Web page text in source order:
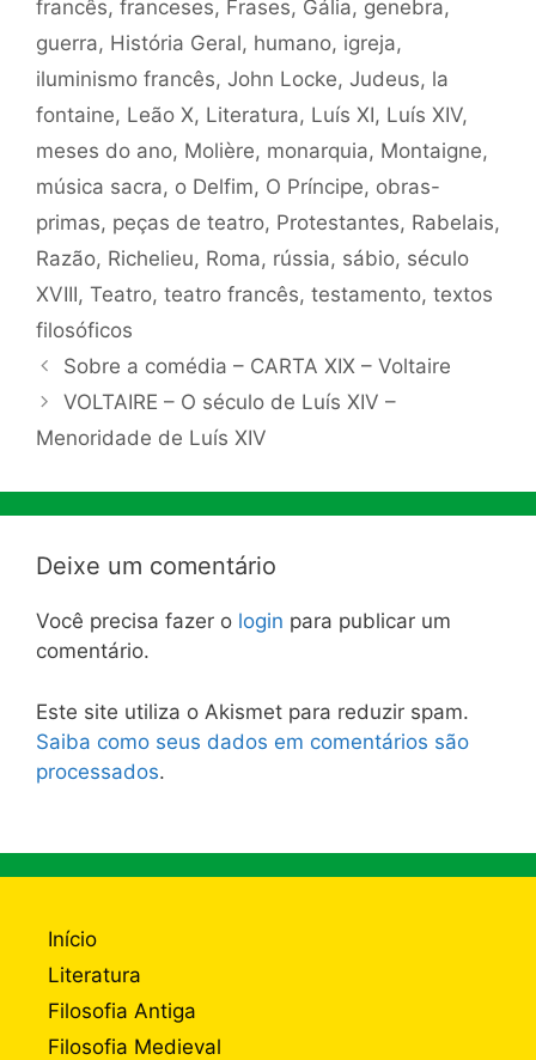
francês, franceses, Frases, Gália, genebra,
guerra, História Geral, humano, igreja,
iluminismo francês, John Locke, Judeus, la
fontaine, Leão X, Literatura, Luís XI, Luís XIV,
meses do ano, Molière, monarquia, Montaigne,
música sacra, o Delfim, O Príncipe, obras-
primas, peças de teatro, Protestantes, Rabelais,
Razão, Richelieu, Roma, rússia, sábio, século
XVIII, Teatro, teatro francês, testamento, textos
filosóficos
Sobre a comédia – CARTA XIX – Voltaire
VOLTAIRE – O século de Luís XIV –
Menoridade de Luís XIV
Deixe um comentário
Você precisa fazer o login para publicar um
comentário.
Este site utiliza o Akismet para reduzir spam.
Saiba como seus dados em comentários são
processados.
Início
Literatura
Filosofia Antiga
Filosofia Medieval